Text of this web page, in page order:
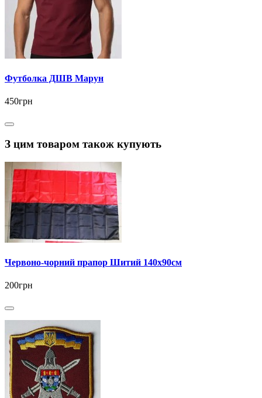
Футболка ДШВ Марун
450грн
З цим товаром також купують
Червоно-чорний прапор Шитий 140х90см
200грн